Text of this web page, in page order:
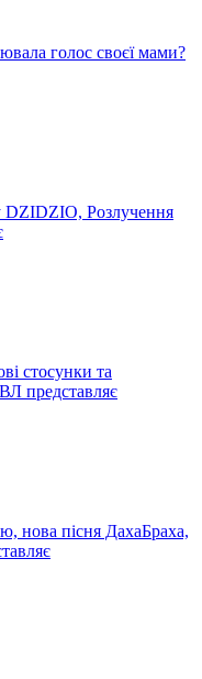
голос своєї мами?
DZIDZIO, Розлучення
стосунки та
представляє
нова пісня ДахаБраха,